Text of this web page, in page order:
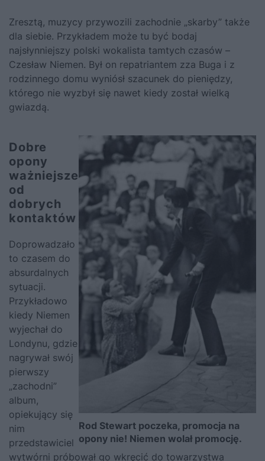
Zresztą, muzycy przywozili zachodnie „skarby” także
dla siebie. Przykładem może tu być bodaj
najsłynniejszy polski wokalista tamtych czasów –
Czesław Niemen. Był on repatriantem zza Buga i z
rodzinnego domu wyniósł szacunek do pieniędzy,
którego nie wyzbył się nawet kiedy został wielką
gwiazdą.
Rod Stewart poczeka, promocja na
opony nie! Niemen wolał promocję.
Dobre
opony
ważniejsze
od
dobrych
kontaktów
Doprowadzało
to czasem do
absurdalnych
sytuacji.
Przykładowo
kiedy Niemen
wyjechał do
Londynu, gdzie
nagrywał swój
pierwszy
„zachodni”
album,
opiekujący się
nim
przedstawiciel
wytwórni próbował go wkręcić do towarzystwa